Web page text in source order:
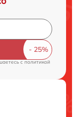
cполитикой